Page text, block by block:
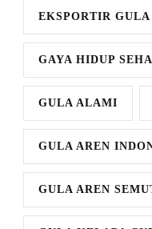
EKSPORTIR
GAYA HIDUP
GULA ALAMI
GULA AREN
GULA AREN